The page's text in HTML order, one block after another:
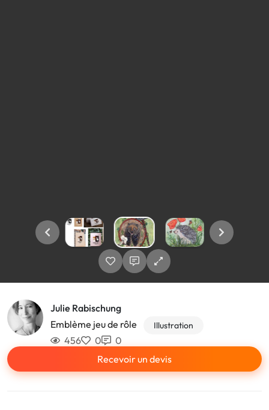
Julie Rabischung
Emblème jeu de rôle
Illustration
456 0
0
Recevoir un devis